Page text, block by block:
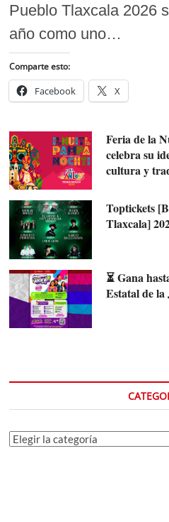
Pueblo Tlaxcala 2026
año como uno…
Comparte esto:
Facebook X
Feria de la
celebra su
cultura y
Toptickets
Tlaxcala]
⏳ Gana
Estatal de
Categorías